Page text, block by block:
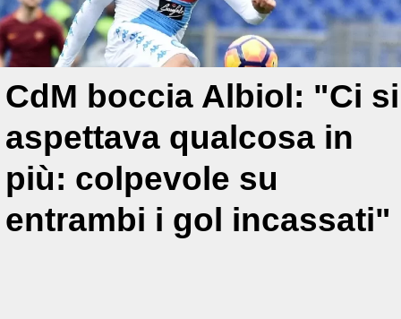
CdM boccia Albiol: "Ci si
aspettava qualcosa in
più: colpevole su
entrambi i gol incassati"